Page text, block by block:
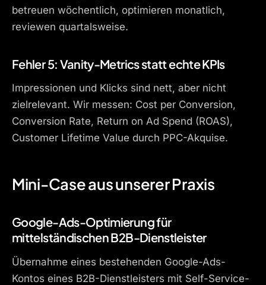
betreuen wöchentlich, optimieren monatlich,
reviewen quartalsweise.
Fehler 5: Vanity-Metrics statt echte KPIs
Impressionen und Klicks sind nett, aber nicht
zielrelevant. Wir messen: Cost per Conversion,
Conversion Rate, Return on Ad Spend (ROAS),
Customer Lifetime Value durch PPC-Akquise.
Mini-Case aus unserer Praxis
Google-Ads-Optimierung für
mittelständischen B2B-Dienstleister
Übernahme eines bestehenden Google-Ads-
Kontos eines B2B-Dienstleisters mit Self-Service-